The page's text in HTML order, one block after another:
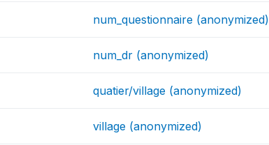
num_questionnaire (anonymized)
num_dr (anonymized)
quatier/village (anonymized)
village (anonymized)